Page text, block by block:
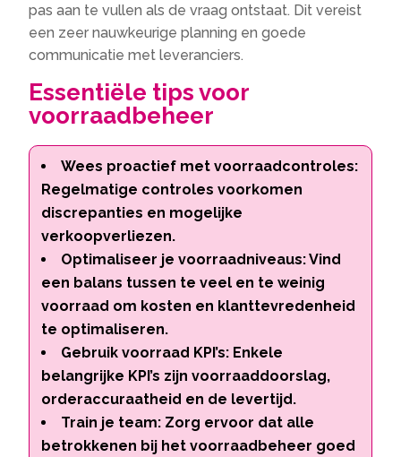
pas aan te vullen als de vraag ontstaat. Dit vereist
een zeer nauwkeurige planning en goede
communicatie met leveranciers.
Essentiële tips voor
voorraadbeheer
Wees proactief met voorraadcontroles:
Regelmatige controles voorkomen
discrepanties en mogelijke
verkoopverliezen.
Optimaliseer je voorraadniveaus: Vind
een balans tussen te veel en te weinig
voorraad om kosten en klanttevredenheid
te optimaliseren.
Gebruik voorraad KPI’s: Enkele
belangrijke KPI’s zijn voorraaddoorslag,
orderaccuraatheid en de levertijd.
Train je team: Zorg ervoor dat alle
betrokkenen bij het voorraadbeheer goed